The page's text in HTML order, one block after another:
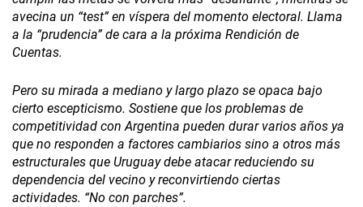
avecina un “test” en víspera del momento electoral. Llama
a la “prudencia” de cara a la próxima Rendición de
Cuentas.
Pero su mirada a mediano y largo plazo se opaca bajo
cierto escepticismo. Sostiene que los problemas de
competitividad con Argentina pueden durar varios años ya
que no responden a factores cambiarios sino a otros más
estructurales que Uruguay debe atacar reduciendo su
dependencia del vecino y reconvirtiendo ciertas
actividades. “No con parches”.